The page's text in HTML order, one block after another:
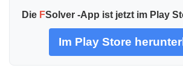
Die FSolver -App ist jetzt im Play
Im Play Store